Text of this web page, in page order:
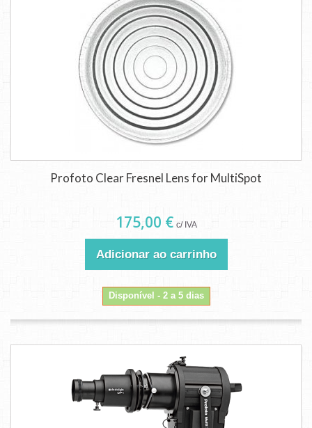
Profoto Clear Fresnel Lens for MultiSpot
175,00 € c/ IVA
Adicionar ao carrinho
Disponível - 2 a 5 dias